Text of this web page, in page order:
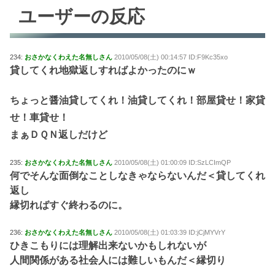
ユーザーの反応
234: おさかなくわえた名無しさん 2010/05/08(土) 00:14:57 ID:F9Kc35xo
貸してくれ地獄返しすればよかったのにｗ
ちょっと醤油貸してくれ！油貸してくれ！部屋貸せ！家貸
せ！車貸せ！
まぁＤＱＮ返しだけど
235: おさかなくわえた名無しさん 2010/05/08(土) 01:00:09 ID:SzLCImQP
何でそんな面倒なことしなきゃならないんだ＜貸してくれ
返し
縁切ればすぐ終わるのに。
236: おさかなくわえた名無しさん 2010/05/08(土) 01:03:39 ID:jCjMYVrY
ひきこもりには理解出来ないかもしれないが
人間関係がある社会人には難しいもんだ＜縁切り